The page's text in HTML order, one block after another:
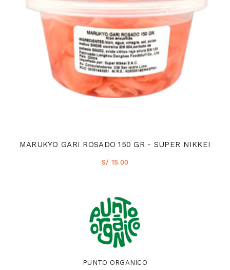
MARUKYO GARI ROSADO 150 GR - SUPER NIKKEI
S/ 15.00
PUNTO ORGANICO